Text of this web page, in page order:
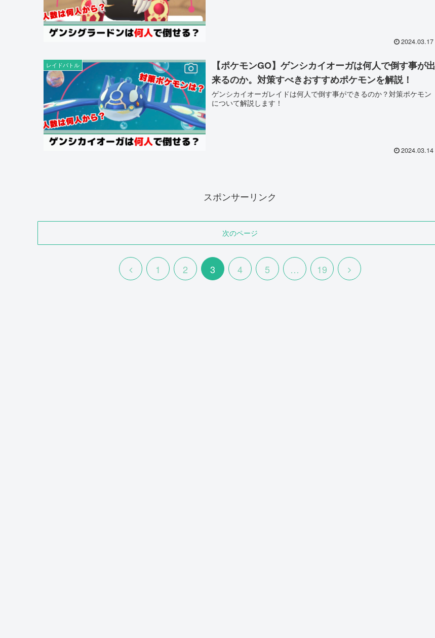
2024.03.17
レイドバトル
【ポケモンGO】ゲンシカイオーガは何人で倒す事が出
来るのか。対策すべきおすすめポケモンを解説！
ゲンシカイオーガレイドは何人で倒す事ができるのか？対策ポケモン
について解説します！
2024.03.14
スポンサーリンク
次のページ
前
1 2 3 4 5 … 19
次